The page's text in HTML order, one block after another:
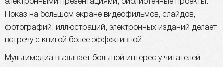
электронными презентациями, библиотечные проекты.
Показ на большом экране видеофильмов, слайдов,
фотографий, иллюстраций, электронных изданий делает
встречу с книгой более эффективной.
Мультимедиа вызывает большой интерес у читателей